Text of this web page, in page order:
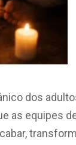
dos
as equipes